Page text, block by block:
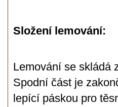
Složení lemování:
Lemování se skládá
Spodní část je
lepící páskou pro